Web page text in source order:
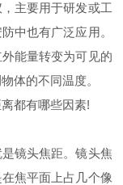
主要用于研发或工
中也有广泛应用。
能量转变为可见的
体的不同温度。
都有哪些因素!
镜头焦距。镜头焦
焦平面上占几个像